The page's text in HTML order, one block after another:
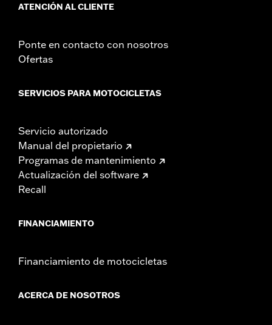
ATENCIÓN AL CLIENTE
Ponte en contacto con nosotros
Ofertas
SERVICIOS PARA MOTOCICLETAS
Servicio autorizado
Manual del propietario
Programas de mantenimiento
Actualización del software
Recall
FINANCIAMIENTO
Financiamiento de motocicletas
ACERCA DE NOSOTROS